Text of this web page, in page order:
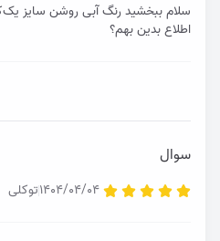
سلام ببخشید رنگ‌ آبی روشن سایز
اطلاع بدین بهم؟
سوال
1404/04/04توکلی